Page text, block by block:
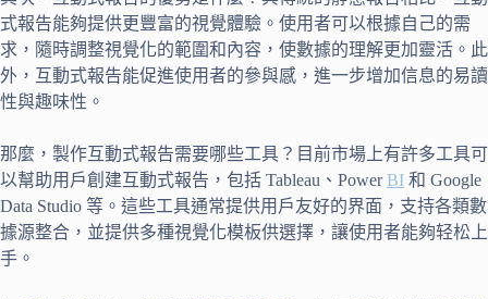
式報告能夠提供更豐富的視覺體驗。使用者可以根據自己的需
求，隨時調整視覺化的範圍和內容，使數據的理解更加靈活。此
外，互動式報告能促進使用者的參與感，進一步增加信息的易讀
性與趣味性。
那麼，製作互動式報告需要哪些工具？目前市場上有許多工具可
以幫助用戶創建互動式報告，包括 Tableau、PowerBI 和 Google
Data Studio 等。這些工具通常提供用戶友好的界面，支持各類數
據源整合，並提供多種視覺化模板供選擇，讓使用者能夠轻松上
手。